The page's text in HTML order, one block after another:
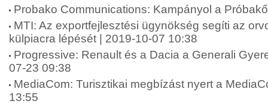
Probako Communications: Kampányol a
MTI: Az exportfejlesztési ügynökség segíti az
külpiacra lépését | 2019-10-07 10:38
Progressive: Renault és a Dacia a Generali
07-23 09:38
MediaCom: Turisztikai megbízást nyert a
13:55